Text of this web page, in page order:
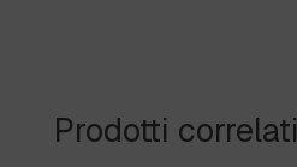
Prodotti correlati